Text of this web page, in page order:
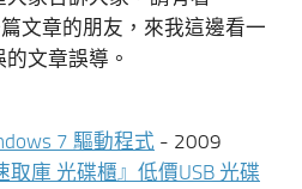
文章的朋友，來我這邊看一
文章誤導。
7 驅動程式 - 2009
取庫 光碟櫃』低價USB 光碟